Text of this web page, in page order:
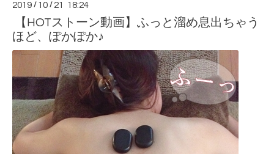
2019 / 10 / 21 18:24
【HOTストーン動画】ふっと溜め息出ちゃう
ほど、ぽかぽか♪